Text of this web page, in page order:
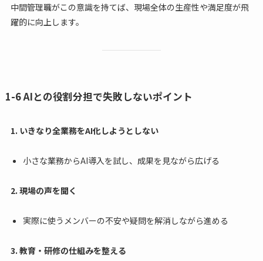
中間管理職がこの意識を持てば、現場全体の生産性や満足度が飛
躍的に向上します。
1-6 AIとの役割分担で失敗しないポイント
1. いきなり全業務をAI化しようとしない
小さな業務からAI導入を試し、成果を見ながら広げる
2. 現場の声を聞く
実際に使うメンバーの不安や疑問を解消しながら進める
3. 教育・研修の仕組みを整える